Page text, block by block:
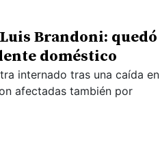
Brandoni: quedó
doméstico
internado tras una caída en
afectadas también por